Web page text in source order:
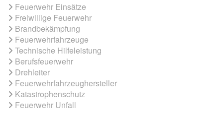
Feuerwehr Einsätze
Freiwillige Feuerwehr
Brandbekämpfung
Feuerwehrfahrzeuge
Technische Hilfeleistung
Berufsfeuerwehr
Drehleiter
Feuerwehrfahrzeughersteller
Katastrophenschutz
Feuerwehr Unfall